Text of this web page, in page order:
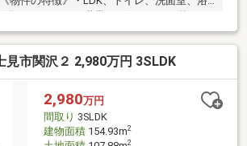
コニー）付住戸。水栓がついているため、
プール設置他、バーベキュー、ゴルフのパ
として多用途にご利用いただけます・1階
り、収納力があります・セカンドカーや来
のカースペース有り（水栓付）・宅地内は高
地形です・前面道路はゆとりある幅員6.0m
見市関沢２ 2,980万円 3SLDK
2,980万円
間取り 3SLDK
建物面積154.93m2
2